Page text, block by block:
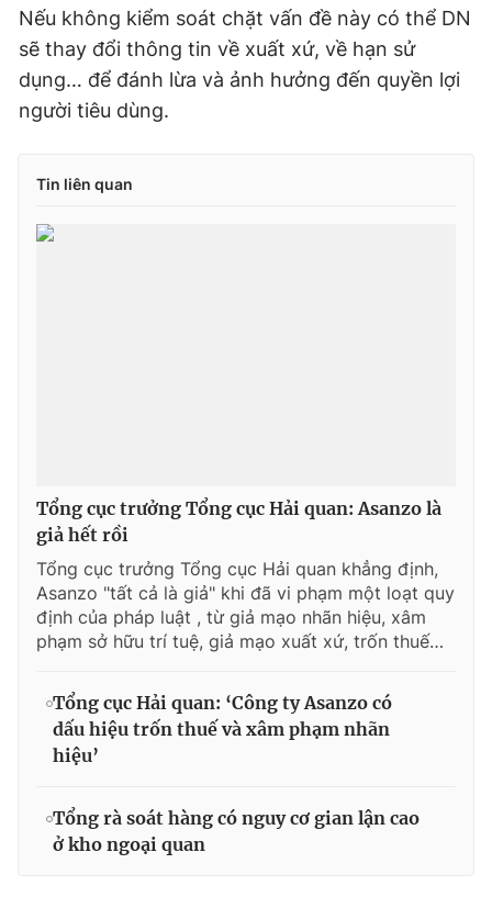
Nếu không kiểm soát chặt vấn đề này có thể DN
sẽ thay đổi thông tin về xuất xứ, về hạn sử
dụng… để đánh lừa và ảnh hưởng đến quyền lợi
người tiêu dùng.
Tin liên quan
Tổng cục trưởng Tổng cục Hải quan: Asanzo là
giả hết rồi
Tổng cục trưởng Tổng cục Hải quan khẳng định,
Asanzo "tất cả là giả" khi đã vi phạm một loạt quy
định của pháp luật , từ giả mạo nhãn hiệu, xâm
phạm sở hữu trí tuệ, giả mạo xuất xứ, trốn thuế…
Tổng cục Hải quan: ‘Công ty Asanzo có
dấu hiệu trốn thuế và xâm phạm nhãn
hiệu’
Tổng rà soát hàng có nguy cơ gian lận cao
ở kho ngoại quan